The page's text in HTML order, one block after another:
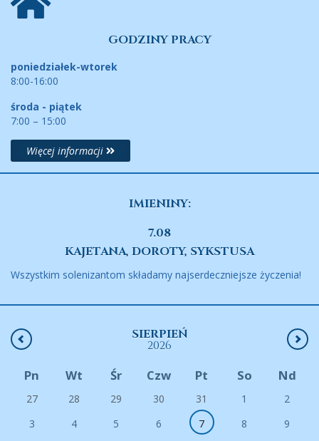
GODZINY PRACY
poniedziałek-wtorek
8:00-16:00
środa - piątek
7:00 – 15:00
Więcej informacji
IMIENINY:
7.08
KAJETANA, DOROTY, SYKSTUSA
Wszystkim solenizantom składamy najserdeczniejsze życzenia!
SIERPIEŃ
2026
Pn Wt Śr Czw Pt So Nd
27 28 29 30 31 1
2
3
4 5 6 7 8
9